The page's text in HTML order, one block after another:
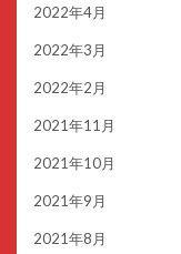
2022年4月
2022年3月
2022年2月
2021年11月
2021年10月
2021年9月
2021年8月